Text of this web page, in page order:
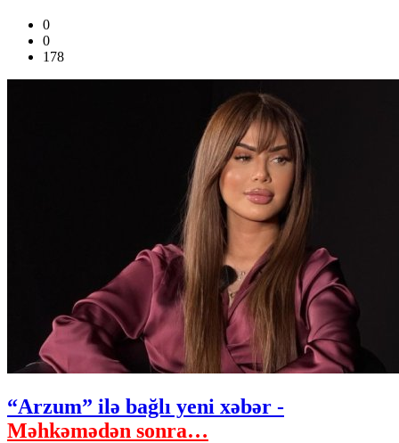
0
0
178
“Arzum” ilə bağlı yeni xəbər -
Məhkəmədən sonra…